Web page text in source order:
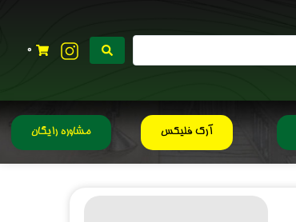
0
آرک فلیکس مشاوره رایگان